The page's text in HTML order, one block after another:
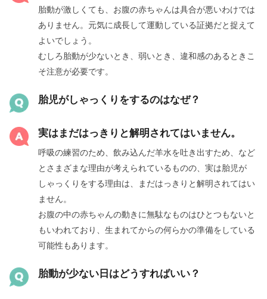
胎動が激しくても、お腹の赤ちゃんは具合が悪いわけでは
ありません。元気に成長して運動している証拠だと捉えて
よいでしょう。
むしろ胎動が少ないとき、弱いとき、違和感のあるときこ
そ注意が必要です。
胎児がしゃっくりをするのはなぜ？
実はまだはっきりと解明されてはいません。
呼吸の練習のため、飲み込んだ羊水を吐き出すため、など
とさまざまな理由が考えられているものの、実は胎児が
しゃっくりをする理由は、まだはっきりと解明されてはい
ません。
お腹の中の赤ちゃんの動きに無駄なものはひとつもないと
もいわれており、生まれてからの何らかの準備をしている
可能性もあります。
胎動が少ない日はどうすればいい？